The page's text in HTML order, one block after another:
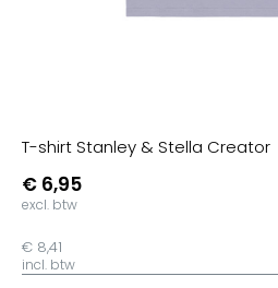
T-shirt Stanley & Stella Creator
€ 6,95
excl. btw
€ 8,41
incl. btw